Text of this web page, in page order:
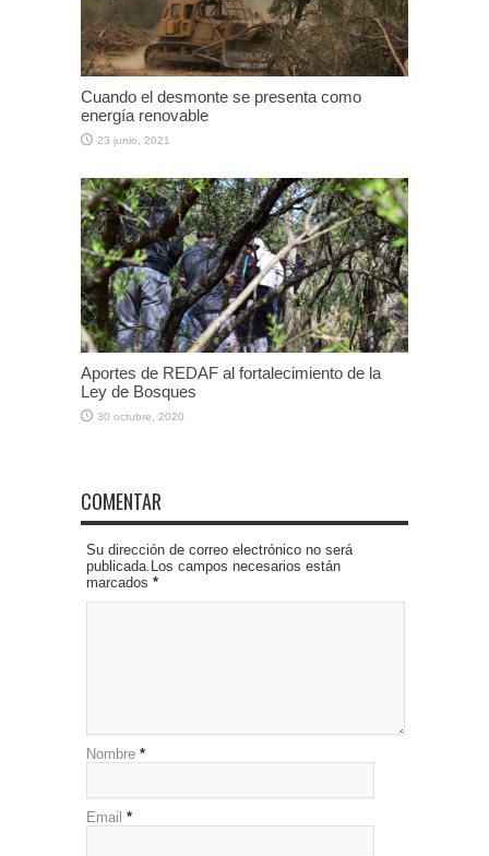
Cuando el desmonte se presenta como
energía renovable
23 junio, 2021
Aportes de REDAF al fortalecimiento de la
Ley de Bosques
30 octubre, 2020
COMENTAR
Su dirección de correo electrónico no será
publicada.Los campos necesarios están
marcados *
Nombre *
Email *